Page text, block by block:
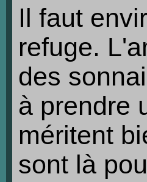
Il faut
refuge.
des
à prendre
méritent
sont là